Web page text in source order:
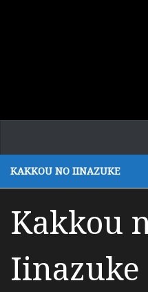
KAKKOU NO IINAZUKE
Kakkou
Iinazuke